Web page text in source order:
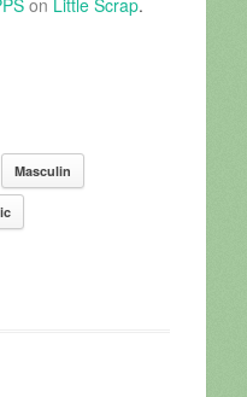
Masculin